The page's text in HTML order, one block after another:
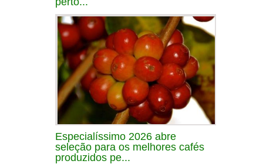
Especialíssimo 2026 abre
seleção para os melhores cafés
produzidos pe...